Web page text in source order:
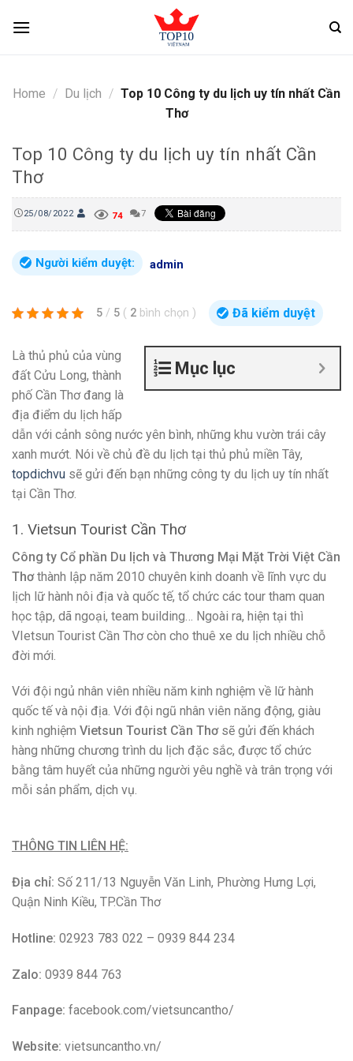
Home / Du lịch / Top 10 Công ty du lịch uy tín nhất Cần
Thơ
Top 10 Công ty du lịch uy tín nhất Cần
Thơ
25/08/2022 74 7
Người kiểm duyệt: admin
5 / 5 ( 2 bình chọn ) Đã kiểm duyệt
Mục lục
Là thủ phủ của vùng
đất Cửu Long, thành
phố Cần Thơ đang là
địa điểm du lịch hấp
dẫn với cảnh sông nước yên bình, những khu vườn trái cây
xanh mướt. Nói về chủ đề du lịch tại thủ phủ miền Tây,
topdichvu sẽ gửi đến bạn những công ty du lịch uy tín nhất
tại Cần Thơ.
1. Vietsun Tourist Cần Thơ
Công ty Cổ phần Du lịch và Thương Mại Mặt Trời Việt Cần
Thơthành lập năm 2010 chuyên kinh doanh về lĩnh vực du
lịch lữ hành nôi địa và quốc tế, tổ chức các tour tham quan
học tập, dã ngoại, team building… Ngoài ra, hiện tại thì
VIetsun Tourist Cần Thơ còn cho thuê xe du lịch nhiều chỗ
đời mới.
Với đội ngủ nhân viên nhiều năm kinh nghiệm về lữ hành
quốc tế và nội địa. Với đội ngũ nhân viên năng động, giàu
kinh nghiệm Vietsun Tourist Cần Thơsẽ gửi đến khách
hàng những chương trình du lịch đặc sắc, được tổ chức
bằng tâm huyết của những người yêu nghề và trân trọng với
mỗi sản phẩm, dịch vụ.
THÔNG TIN LIÊN HỆ:
Địa chỉ: Số 211/13 Nguyễn Văn Linh, Phường Hưng Lợi,
Quận Ninh Kiều, TP.Cần Thơ
Hotline: 02923 783 022 – 0939 844 234
Zalo: 0939 844 763
Fanpage: facebook.com/vietsuncantho/
Website: vietsuncantho.vn/